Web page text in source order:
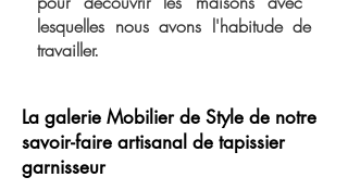
lesquelles nous avons l'habitude de
travailler.
La galerie Mobilier de Style de notre
savoir-faire artisanal de tapissier
garnisseur